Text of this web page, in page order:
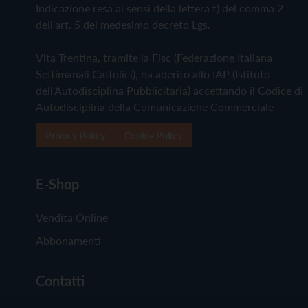
Indicazione resa ai sensi della lettera f) del comma 2
dell'art. 5 del medesimo decreto Lgs.
Vita Trentina, tramite la Fisc (Federazione Italiana
Settimanali Cattolici), ha aderito allo IAP (Istituto
dell'Autodisciplina Pubblicitaria) accettando il Codice di
Autodisciplina della Comunicazione Commerciale
E-Shop
Vendita Online
Abbonamenti
Contatti